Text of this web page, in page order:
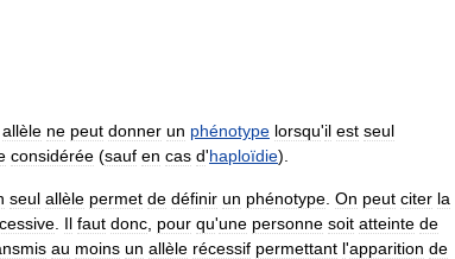
allèle ne peut donner un phénotype lorsqu'il est seul
considérée (sauf en cas d'haploïdie).
seul allèle permet de définir un phénotype On peut citer la
Il faut donc pour qu'une personne soit atteinte de
au moins un allèle récessif permettant l'apparition de